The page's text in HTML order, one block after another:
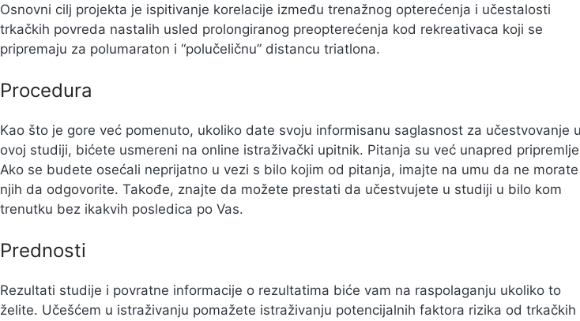
Osnovni cilj projekta je ispitivanje korelacije između trenažnog opterećenja i učestalosti
trkačkih povreda nastalih usled prolongiranog preopterećenja kod rekreativaca koji se
pripremaju za polumaraton i “polučeličnu” distancu triatlona.
Procedura
Kao što je gore već pomenuto, ukoliko date svoju informisanu saglasnost za učestvovanje u
ovoj studiji, bićete usmereni na online istraživački upitnik. Pitanja su već unapred
Ako se budete osećali neprijatno u vezi s bilo kojim od pitanja, imajte na umu da ne
njih da odgovorite. Takođe, znajte da možete prestati da učestvujete u studiji u bilo kom
trenutku bez ikakvih posledica po Vas.
Prednosti
Rezultati studije i povratne informacije o rezultatima biće vam na raspolaganju ukoliko to
želite. Učešćem u istraživanju pomažete istraživanju potencijalnih faktora rizika od trkačkih